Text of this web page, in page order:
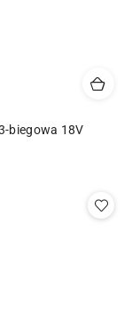
biegowa 18V